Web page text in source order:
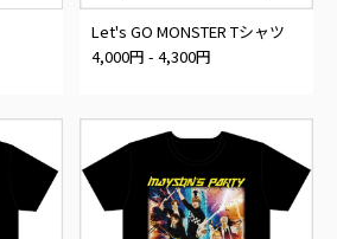
Let's GO MONSTER Tシャツ
4,000円 - 4,300円